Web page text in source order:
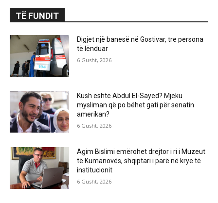
TË FUNDIT
Digjet një banesë në Gostivar, tre persona
të lënduar
6 Gusht, 2026
Kush është Abdul El-Sayed? Mjeku
mysliman që po bëhet gati për senatin
amerikan?
6 Gusht, 2026
Agim Bislimi emërohet drejtor i ri i Muzeut
të Kumanovës, shqiptari i parë në krye të
institucionit
6 Gusht, 2026